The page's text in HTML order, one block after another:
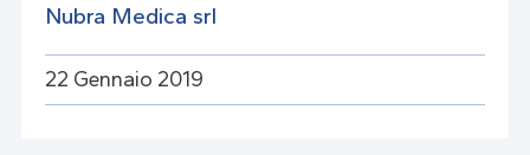
Nubra Medica srl
22 Gennaio 2019